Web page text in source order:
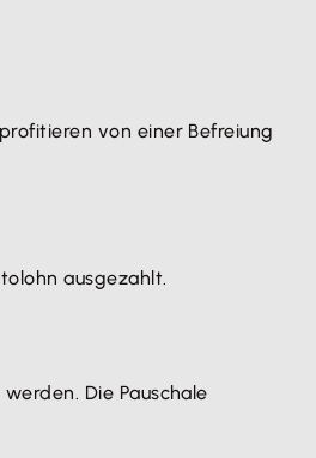
von einer Befreiung
ausgezahlt.
Die Pauschale